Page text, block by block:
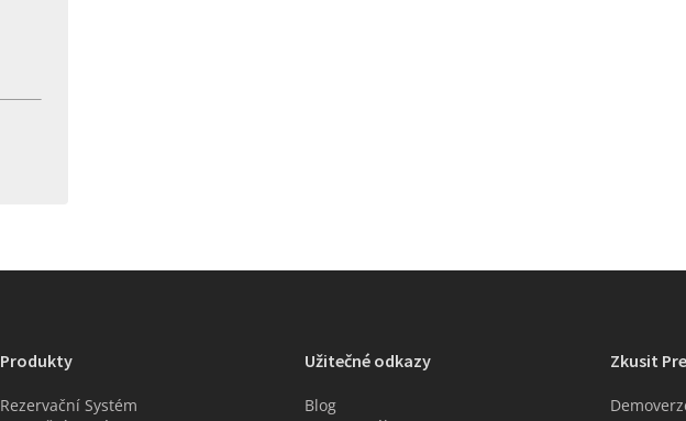
Produkty
Rezervační Systém
Užitečné odkazy
Blog
Zkusit